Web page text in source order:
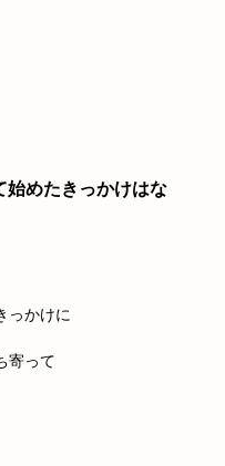
始めたきっかけはな
っかけに
寄って